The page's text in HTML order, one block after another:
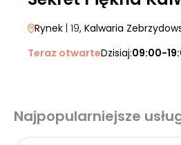
Rynek | 19, Kalwaria
Teraz otwarteDzisiaj:09:00-
Najpopularniejsze